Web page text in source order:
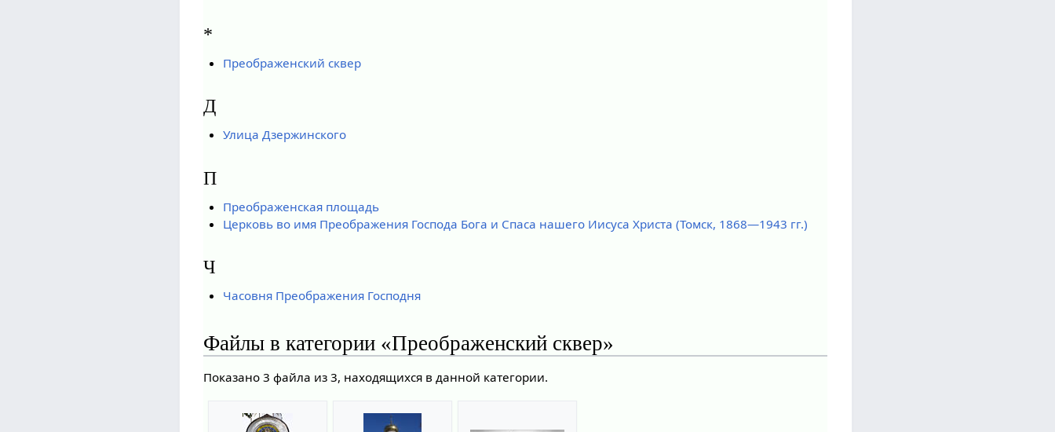
*
Преображенский сквер
Д
Улица Дзержинского
П
Преображенская площадь
Церковь во имя Преображения Господа Бога и Спаса нашего Иисуса Христа (Томск, 1868—1943 гг.)
Ч
Часовня Преображения Господня
Файлы в категории «Преображенский сквер»
Показано 3 файла из 3, находящихся в данной категории.